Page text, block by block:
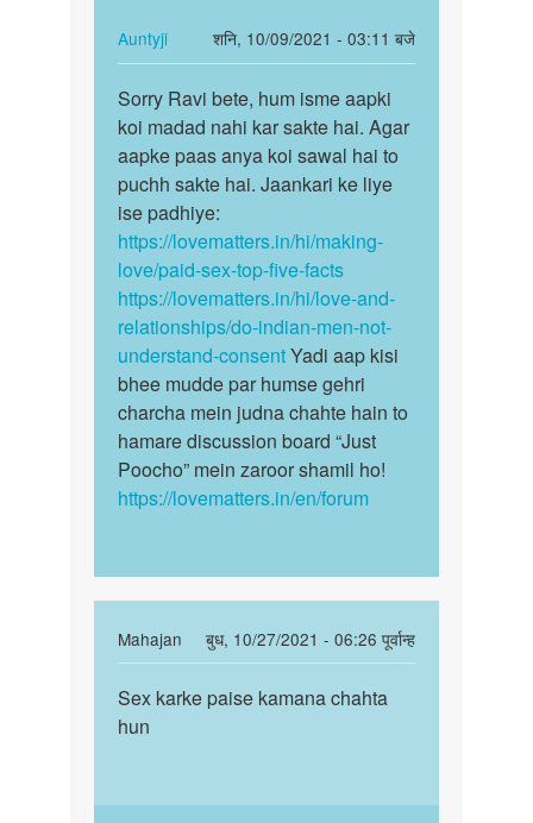
कमाना…
by
Lokesh
Auntyji
शनि, 10/09/2021 - 03:11 बजे
In
reply
to
Mai
sex
arke
paise
kamaa…
by
Ravi
Sorry
Ravi
bete,
hum
isme…
Sorry Ravi bete, hum isme aapki
koi madad nahi kar sakte hai. Agar
aapke paas anya koi sawal hai to
puchh sakte hai. Jaankari ke liye
ise padhiye:
https://lovematters.in/hi/making-
love/paid-sex-top-five-facts
https://lovematters.in/hi/love-and-
relationships/do-indian-men-not-
understand-consentYadi aap kisi
bhee mudde par humse gehri
charcha mein judna chahte hain to
hamare discussion board “Just
Poocho” mein zaroor shamil ho!
https://lovematters.in/en/forum
Mahajan
बुध, 10/27/2021 - 06:26 पूर्वान्ह
reply
to
पैसा
Sex
karke
Sex karke paise kamana chahta
hun